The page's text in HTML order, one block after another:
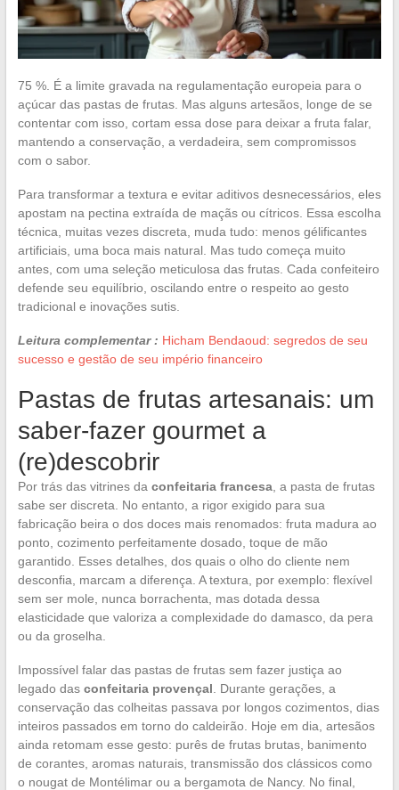
75 %. É a limite gravada na regulamentação europeia para o
açúcar das pastas de frutas. Mas alguns artesãos, longe de se
contentar com isso, cortam essa dose para deixar a fruta falar,
mantendo a conservação, a verdadeira, sem compromissos
com o sabor.
Para transformar a textura e evitar aditivos desnecessários, eles
apostam na pectina extraída de maçãs ou cítricos. Essa escolha
técnica, muitas vezes discreta, muda tudo: menos gélificantes
artificiais, uma boca mais natural. Mas tudo começa muito
antes, com uma seleção meticulosa das frutas. Cada confeiteiro
defende seu equilíbrio, oscilando entre o respeito ao gesto
tradicional e inovações sutis.
Leitura complementar : Hicham Bendaoud: segredos de seu
sucesso e gestão de seu império financeiro
Pastas de frutas artesanais: um
saber-fazer gourmet a
(re)descobrir
Por trás das vitrines da confeitaria francesa, a pasta de frutas
sabe ser discreta. No entanto, a rigor exigido para sua
fabricação beira o dos doces mais renomados: fruta madura ao
ponto, cozimento perfeitamente dosado, toque de mão
garantido. Esses detalhes, dos quais o olho do cliente nem
desconfia, marcam a diferença. A textura, por exemplo: flexível
sem ser mole, nunca borrachenta, mas dotada dessa
elasticidade que valoriza a complexidade do damasco, da pera
ou da groselha.
Impossível falar das pastas de frutas sem fazer justiça ao
legado das confeitaria provençal . Durante gerações, a
conservação das colheitas passava por longos cozimentos, dias
inteiros passados em torno do caldeirão. Hoje em dia, artesãos
ainda retomam esse gesto: purês de frutas brutas, banimento
de corantes, aromas naturais, transmissão dos clássicos como
o nougat de Montélimar ou a bergamota de Nancy. No final,